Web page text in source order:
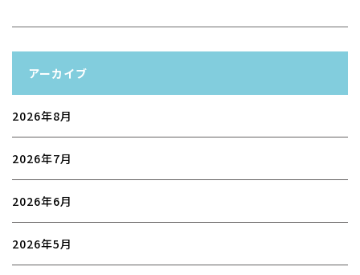
アーカイブ
2026年8月
2026年7月
2026年6月
2026年5月